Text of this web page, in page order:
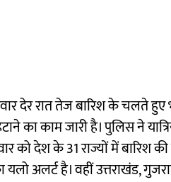
देर रात तेज बारिश के चलते
का काम जारी है। पुलिस ने
को देश के 31 राज्यों में बारिश की
अलर्ट है। वहीं उत्तराखंड,